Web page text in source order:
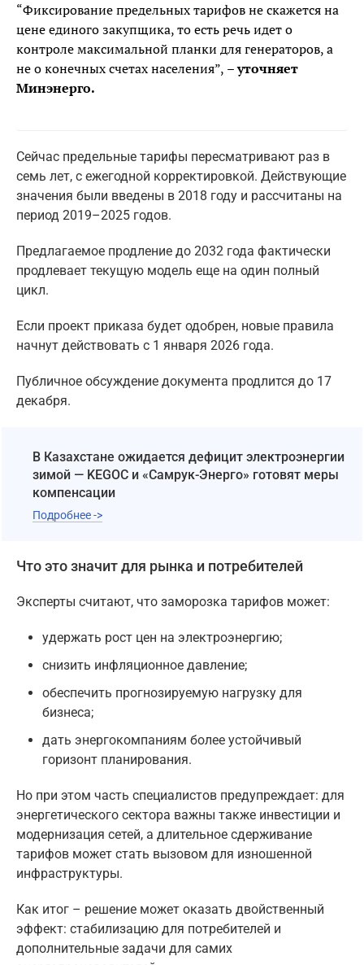
“Фиксирование предельных тарифов не скажется на
цене единого закупщика, то есть речь идет о
контроле максимальной планки для генераторов, а
не о конечных счетах населения”, – уточняет
Минэнерго.
Сейчас предельные тарифы пересматривают раз в
семь лет, с ежегодной корректировкой. Действующие
значения были введены в 2018 году и рассчитаны на
период 2019–2025 годов.
Предлагаемое продление до 2032 года фактически
продлевает текущую модель еще на один полный
цикл.
Если проект приказа будет одобрен, новые правила
начнут действовать с 1 января 2026 года.
Публичное обсуждение документа продлится до 17
декабря.
В Казахстане ожидается дефицит электроэнергии
зимой — KEGOC и «Самрук-Энерго» готовят меры
компенсации
Подробнее ->
Что это значит для рынка и потребителей
Эксперты считают, что заморозка тарифов может:
удержать рост цен на электроэнергию;
снизить инфляционное давление;
обеспечить прогнозируемую нагрузку для
бизнеса;
дать энергокомпаниям более устойчивый
горизонт планирования.
Но при этом часть специалистов предупреждает: для
энергетического сектора важны также инвестиции и
модернизация сетей, а длительное сдерживание
тарифов может стать вызовом для изношенной
инфраструктуры.
Как итог – решение может оказать двойственный
эффект: стабилизацию для потребителей и
дополнительные задачи для самих